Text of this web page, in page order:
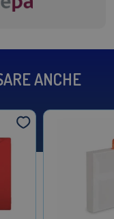
ANCHE